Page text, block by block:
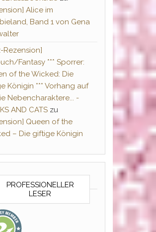
Alice im
Band 1 von Gena
Rezension]
Fantasy *** Sporrer:
of the Wicked: Die
Königin *** Vorhang auf
Nebencharaktere... -
AND CATSzu
Queen of the
– Die giftige Königin
PROFESSIONELLER
LESER